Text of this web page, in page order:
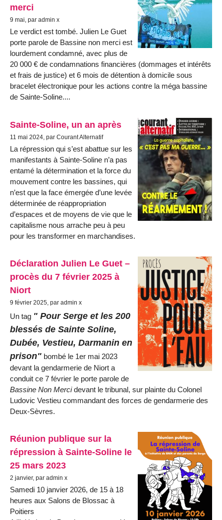
merci
9 mai, par admin x
Le verdict est tombé. Julien Le Guet
porte parole de Bassine non merci est
lourdement condamné, avec plus de
20 000 € de condamnations financières (dommages et intérêts
et frais de justice) et 6 mois de détention à domicile sous
bracelet électronique pour les actions contre la méga bassine
de Sainte-Soline....
Sainte-Soline, un an après
11 mai 2024, par Courant Alternatif
La répression qui s’est abattue sur les
manifestants à Sainte-Soline n’a pas
entamé la détermination et la force du
mouvement contre les bassines, qui
n’est que la face émergée d’une levée
déterminée de réappropriation
d’espaces et de moyens de vie que le
capitalisme nous arrache peu à peu
pour les transformer en marchandises.
Déclaration Julien Le Guet –
procès du 7 février 2025 à
Niort
9 février 2025, par admin x
Un tag " Pour Serge et les 200
blessés de Sainte Soline,
Dubée, Vestieu, Darmanin en
prison" bombé le 1er mai 2023
devant la gendarmerie de Niort a
conduit ce 7 février le porte parole de
Bassine Non Mercidevant le tribunal, sur plainte du Colonel
Ludovic Vestieu commandant des forces de gendarmerie des
Deux-Sèvres.
Réunion publique sur la
répression à Sainte-Soline le
25 mars 2023
2 janvier, par admin x
Samedi 10 janvier 2026, de 15 à 18
heures aux Salons de Blossac à
Poitiers